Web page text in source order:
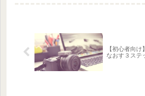
【初心者向
なおす３ステ